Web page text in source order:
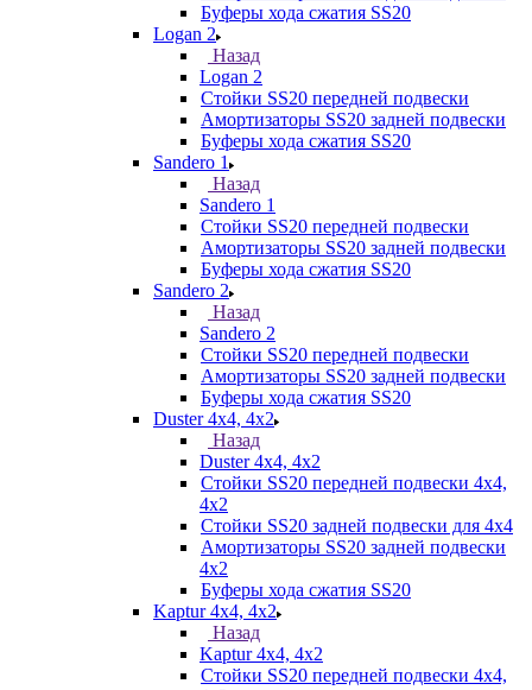
Буферы хода сжатия SS20
Logan 2
Назад
Logan 2
Стойки SS20 передней подвески
Амортизаторы SS20 задней подвески
Буферы хода сжатия SS20
Sandero 1
Назад
Sandero 1
Стойки SS20 передней подвески
Амортизаторы SS20 задней подвески
Буферы хода сжатия SS20
Sandero 2
Назад
Sandero 2
Стойки SS20 передней подвески
Амортизаторы SS20 задней подвески
Буферы хода сжатия SS20
Duster 4х4, 4x2
Назад
Duster 4х4, 4x2
Стойки SS20 передней подвески 4х4,
4x2
Стойки SS20 задней подвески для 4х4
Амортизаторы SS20 задней подвески
4х2
Буферы хода сжатия SS20
Kaptur 4х4, 4х2
Назад
Kaptur 4х4, 4х2
Стойки SS20 передней подвески 4х4,